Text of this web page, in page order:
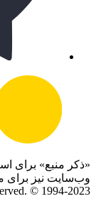
«ذکر منبع» برای
وب‌سایت نیز برای
© 1994-2023.